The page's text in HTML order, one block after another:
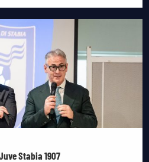
Stabia 1907